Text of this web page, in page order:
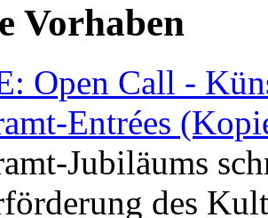
Vorhaben
Open Call -
Entrées
Jubiläums
des